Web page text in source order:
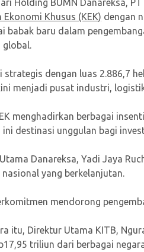
Holding BUMN Danareksa,
Ekonomi Khusus (KEK) dengan
babak baru dalam
global.
strategis dengan luas 2.886,7
menjadi pusat industri,
menghadirkan berbagai
ini destinasi unggulan bagi
Danareksa, Yadi Jaya
yang berkelanjutan.
mendorong
itu, Direktur Utama KITB,
triliun dari berbagai